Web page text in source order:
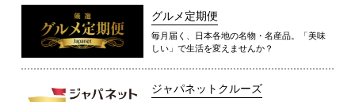
グルメ定期便
毎月届く、日本各地の名物・名産品。「美味
しい」で生活を変えませんか？
ジャパネットクルーズ